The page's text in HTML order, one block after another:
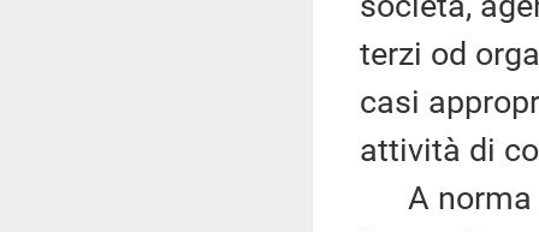
terzi od
casi
attività di
A norma